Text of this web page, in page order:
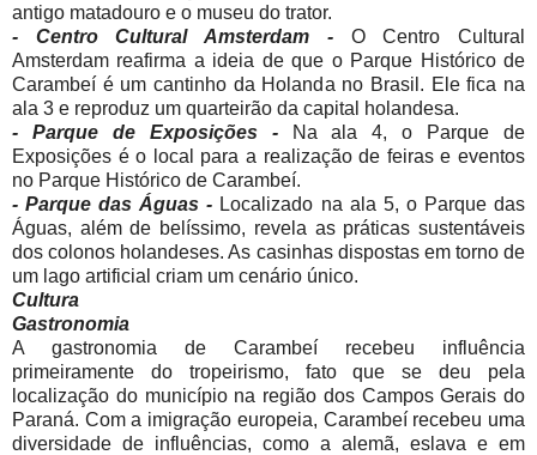
antigo matadouro e o museu do trator.
- Centro Cultural Amsterdam -
O Centro Cultural
Amsterdam reafirma a ideia de que o Parque Histórico de
Carambeí é um cantinho da Holanda no Brasil. Ele fica na
ala 3 e reproduz um quarteirão da capital holandesa.
- Parque de Exposições -
Na ala 4, o Parque de
Exposições é o local para a realização de feiras e eventos
no Parque Histórico de Carambeí.
-Parque das Águas - Localizado na ala 5, o Parque das
Águas, além de belíssimo, revela as práticas sustentáveis
dos colonos holandeses. As casinhas dispostas em torno de
um lago artificial criam um cenário único.
Cultura
Gastronomia
A gastronomia de Carambeí recebeu influência
primeiramente do tropeirismo, fato que se deu pela
localização do município na região dos Campos Gerais do
Paraná. Com a imigração europeia, Carambeí recebeu uma
diversidade de influências, como a alemã, eslava e em